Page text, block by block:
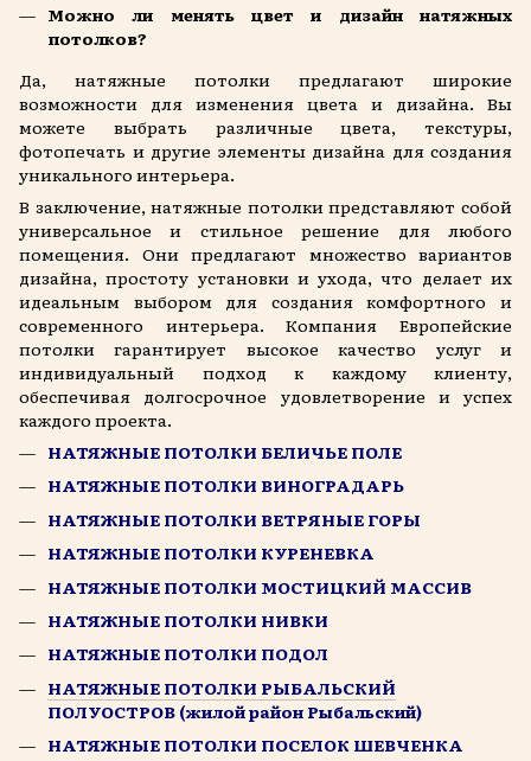
Можно ли менять цвет и дизайн натяжных
потолков?
Да, натяжные потолки предлагают широкие
возможности для изменения цвета и дизайна. Вы
можете выбрать различные цвета, текстуры,
фотопечать и другие элементы дизайна для создания
уникального интерьера.
В заключение, натяжные потолки представляют собой
универсальное и стильное решение для любого
помещения. Они предлагают множество вариантов
дизайна, простоту установки и ухода, что делает их
идеальным выбором для создания комфортного и
современного интерьера. Компания Европейские
потолки гарантирует высокое качество услуг и
индивидуальный подход к каждому клиенту,
обеспечивая долгосрочное удовлетворение и успех
каждого проекта.
НАТЯЖНЫЕ ПОТОЛКИ БЕЛИЧЬЕ ПОЛЕ
НАТЯЖНЫЕ ПОТОЛКИ ВИНОГРАДАРЬ
НАТЯЖНЫЕ ПОТОЛКИ ВЕТРЯНЫЕ ГОРЫ
НАТЯЖНЫЕ ПОТОЛКИ КУРЕНЕВКА
НАТЯЖНЫЕ ПОТОЛКИ МОСТИЦКИЙ МАССИВ
НАТЯЖНЫЕ ПОТОЛКИ НИВКИ
НАТЯЖНЫЕ ПОТОЛКИ ПОДОЛ
НАТЯЖНЫЕ ПОТОЛКИ РЫБАЛЬСКИЙ
ПОЛУОСТРОВ (жилой район Рыбальский)
НАТЯЖНЫЕ ПОТОЛКИ ПОСЕЛОК ШЕВЧЕНКА